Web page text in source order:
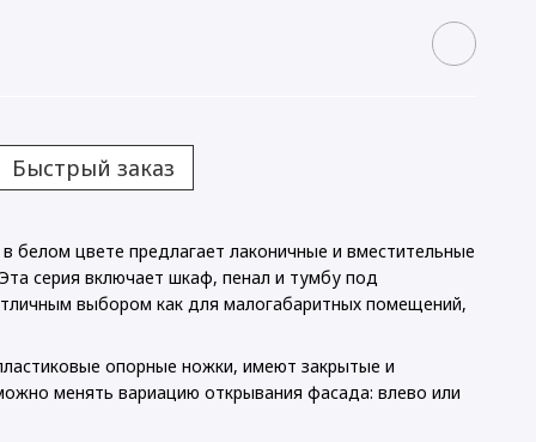
Быстрый заказ
белом цвете предлагает лаконичные и вместительные
серия включает шкаф, пенал и тумбу под
выбором как для малогабаритных помещений,
опорные ножки, имеют закрытые и
менять вариацию открывания фасада: влево или